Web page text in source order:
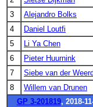
3
Alejandro Bolks
4
Daniel Loutfi
5
Li Ya Chen
6
Pieter Huurnink
7
Siebe van der
8
Willem van Drunen
GP 3-201819, 2018-